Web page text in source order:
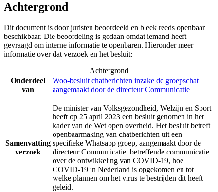
Achtergrond
Dit document is door juristen beoordeeld en bleek reeds openbaar
beschikbaar. Die beoordeling is gedaan omdat iemand heeft
gevraagd om interne informatie te openbaren. Hieronder meer
informatie over dat verzoek en het besluit:
Achtergrond
Onderdeel
van
Woo-besluit chatberichten inzake de groepschat
aangemaakt door de directeur Communicatie
Samenvatting
verzoek
De minister van Volksgezondheid, Welzijn en Sport
heeft op 25 april 2023 een besluit genomen in het
kader van de Wet open overheid. Het besluit betreft
openbaarmaking van chatberichten uit een
specifieke Whatsapp groep, aangemaakt door de
directeur Communicatie, betreffende communicatie
over de ontwikkeling van COVID-19, hoe
COVID-19 in Nederland is opgekomen en tot
welke plannen om het virus te bestrijden dit heeft
geleid.